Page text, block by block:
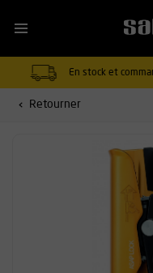
En stock et
Retourner